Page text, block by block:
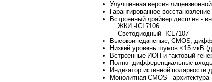
Улучшенная версия
Гарантированное
Встроенный драйвер дисплея -
ЖКИ -ICL7106
Светодиодный -ICL7107
Высокоипедансные, CMOS,
Низкий уровень шумов <15 мкВ
Встроенные ИОН и тактовый
Полно- дифференциальные
Индикатор истинной
Монолитная CMOS - архитектура